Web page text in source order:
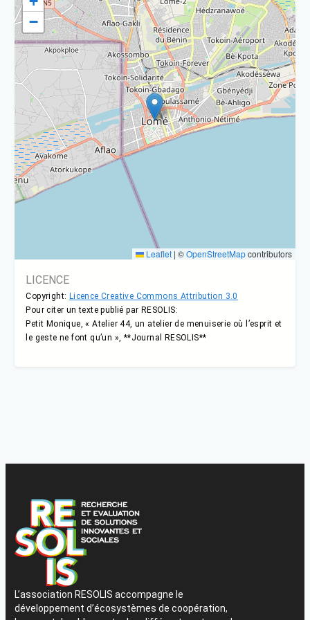
−
Leaflet | ©OpenStreetMapcontributors
LICENCE
Copyright: Licence Creative Commons Attribution 3.0
Pour citer un texte publié par RESOLIS:
Petit Monique, « Atelier 44, un atelier de menuiserie où l’esprit et
le geste ne font qu’un », **Journal RESOLIS**
L’association RESOLIS accompagne le
développement d’écosystèmes de coopération,